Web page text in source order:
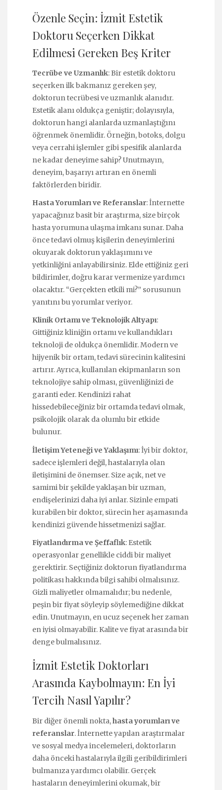
Özenle Seçin: İzmit Estetik
Doktoru Seçerken Dikkat
Edilmesi Gereken Beş Kriter
Tecrübe ve Uzmanlık: Bir estetik doktoru
seçerken ilk bakmanız gereken şey,
doktorun tecrübesi ve uzmanlık alanıdır.
Estetik alanı oldukça geniştir; dolayısıyla,
doktorun hangi alanlarda uzmanlaştığını
öğrenmek önemlidir. Örneğin, botoks, dolgu
veya cerrahi işlemler gibi spesifik alanlarda
ne kadar deneyime sahip? Unutmayın,
deneyim, başarıyı artıran en önemli
faktörlerden biridir.
Hasta Yorumları ve Referanslar: İnternette
yapacağınız basit bir araştırma, size birçok
hasta yorumuna ulaşma imkanı sunar. Daha
önce tedavi olmuş kişilerin deneyimlerini
okuyarak doktorun yaklaşımını ve
yetkinliğini anlayabilirsiniz. Elde ettiğiniz geri
bildirimler, doğru karar vermenize yardımcı
olacaktır. “Gerçekten etkili mi?” sorusunun
yanıtını bu yorumlar veriyor.
Klinik Ortamı ve Teknolojik Altyapı:
Gittiğiniz kliniğin ortamı ve kullandıkları
teknoloji de oldukça önemlidir. Modern ve
hijyenik bir ortam, tedavi sürecinin kalitesini
artırır. Ayrıca, kullanılan ekipmanların son
teknolojiye sahip olması, güvenliğinizi de
garanti eder. Kendinizi rahat
hissedebileceğiniz bir ortamda tedavi olmak,
psikolojik olarak da olumlu bir etkide
bulunur.
İletişim Yeteneği ve Yaklaşımı: İyi bir doktor,
sadece işlemleri değil, hastalarıyla olan
iletişimini de önemser. Size açık, net ve
samimi bir şekilde yaklaşan bir uzman,
endişelerinizi daha iyi anlar. Sizinle empati
kurabilen bir doktor, sürecin her aşamasında
kendinizi güvende hissetmenizi sağlar.
Fiyatlandırma ve Şeffaflık: Estetik
operasyonlar genellikle ciddi bir maliyet
gerektirir. Seçtiğiniz doktorun fiyatlandırma
politikası hakkında bilgi sahibi olmalısınız.
Gizli maliyetler olmamalıdır; bu nedenle,
peşin bir fiyat söyleyip söylemediğine dikkat
edin. Unutmayın, en ucuz seçenek her zaman
en iyisi olmayabilir. Kalite ve fiyat arasında bir
denge bulmalısınız.
İzmit Estetik Doktorları
Arasında Kaybolmayın: En İyi
Tercih Nasıl Yapılır?
Bir diğer önemli nokta,hasta yorumları ve
referanslar. İnternette yapılan araştırmalar
ve sosyal medya incelemeleri, doktorların
daha önceki hastalarıyla ilgili geribildirimleri
bulmanıza yardımcı olabilir. Gerçek
hastaların deneyimlerini okumak, bir